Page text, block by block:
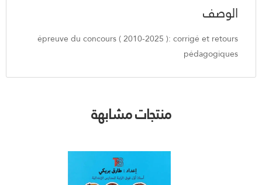
الوصف
épreuve du concours ( 2010-2025 ): corrigé et retours
pédagogiques
منتجات مشابهة